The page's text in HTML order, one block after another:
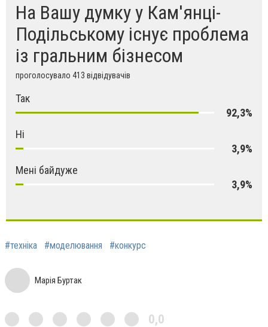
На Вашу думку у Кам'янці-
Подільському існує проблема
із гральним бізнесом
проголосувало 413 відвідувачів
Так
92,3%
Ні
3,9%
Мені байдуже
3,9%
#техніка #моделювання #конкурс
Марія Буртак
0,0